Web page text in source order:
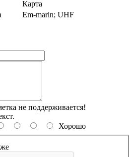
Карта
Em-marin; UHF
не поддерживается!
Хорошо